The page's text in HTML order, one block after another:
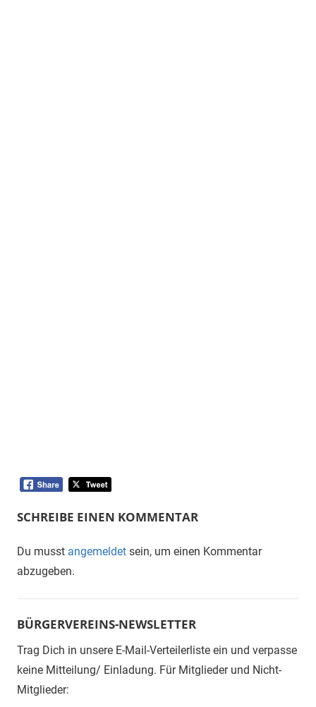
SCHREIBE EINEN KOMMENTAR
Du musst angemeldet sein, um einen Kommentar
abzugeben.
BÜRGERVEREINS-NEWSLETTER
Trag Dich in unsere E-Mail-Verteilerliste ein und verpasse
keine Mitteilung/ Einladung. Für Mitglieder und Nicht-
Mitglieder: